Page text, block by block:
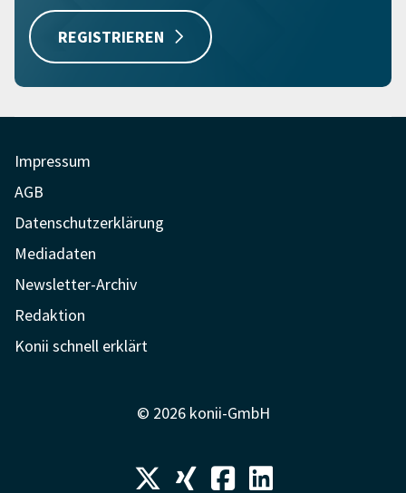
REGISTRIEREN
Impressum
AGB
Datenschutzerklärung
Mediadaten
Newsletter-Archiv
Redaktion
Konii schnell erklärt
© 2026 konii-GmbH